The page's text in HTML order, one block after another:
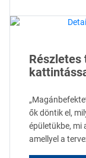
Részletes
ők döntik el,
épületükbe, mi
amellyel a